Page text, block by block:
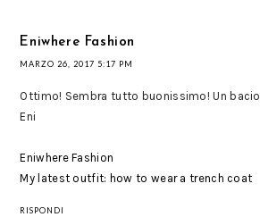
Eniwhere Fashion
MARZO 26, 2017 5:17 PM
Ottimo! Sembra tutto buonissimo! Un bacio,
Eni
Eniwhere Fashion
My latest outfit: how to wear a trench coat
RISPONDI